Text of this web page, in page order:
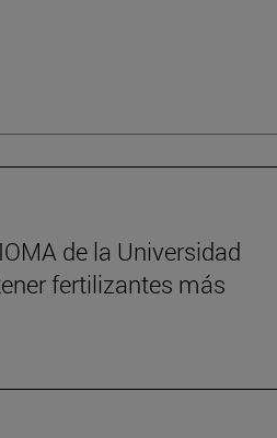
de la Universidad
fertilizantes más